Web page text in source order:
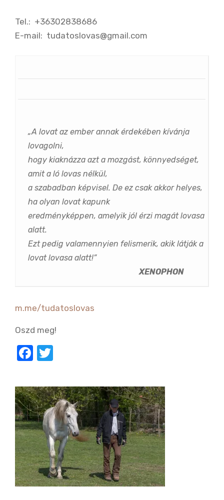
Tel.: +36302838686
E-mail: tudatoslovas@gmail.com
„A lovat az ember annak érdekében kívánja
lovagolni,
hogy kiaknázza azt a mozgást, könnyedséget,
amit a ló lovas nélkül,
a szabadban képvisel. De ez csak akkor helyes,
ha olyan lovat kapunk
eredményképpen, amelyik jól érzi magát lovasa
alatt.
Ezt pedig valamennyien felismerik, akik látják a
lovat lovasa alatt!”
XENOPHON
m.me/tudatoslovas
Oszd meg!
F
c
e
b
o
o
k
it
te
r